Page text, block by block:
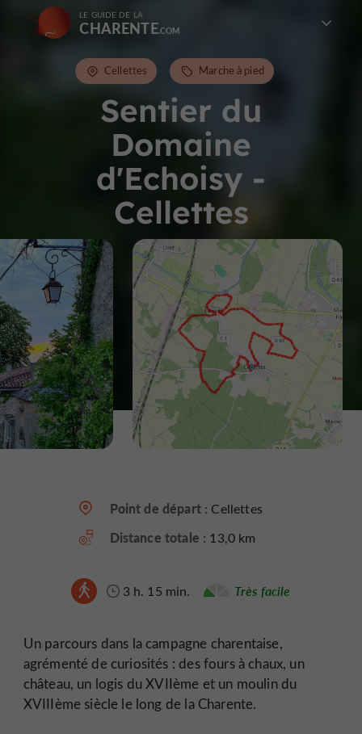
LE GUIDE DE LA
CHARENTE
Sentier du
Domaine
d'Echoisy -
Cellettes
Cellettes Marche à pied
Point de départ : Cellettes
Distance totale : 13,0 km
3 h. 15 min. Très facile
Un parcours dans la campagne charentaise,
agrémenté de curiosités : des fours à chaux, un
château, un logis du XVIIème et un moulin du
XVIIIème siècle le long de la Charente.